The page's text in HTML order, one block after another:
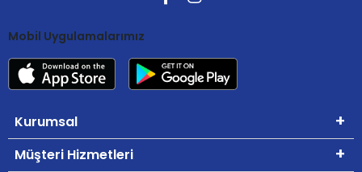
Mobil Uygulamalarımız
Kurumsal
Müşteri Hizmetleri